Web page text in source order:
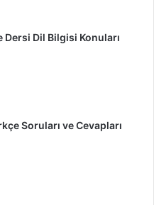
Dersi Dil Bilgisi Konuları
Soruları ve Cevapları